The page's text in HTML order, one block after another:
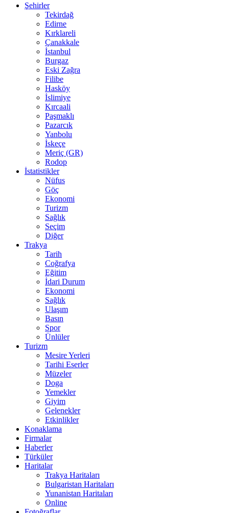
Şehirler
Tekirdağ
Edirne
Kırklareli
Çanakkale
İstanbul
Burgaz
Eski Zağra
Filibe
Hasköy
İslimiye
Kırcaali
Paşmaklı
Pazarcık
Yanbolu
İskeçe
Meriç (GR)
Rodop
İstatistikler
Nüfus
Göç
Ekonomi
Turizm
Sağlık
Seçim
Diğer
Trakya
Tarih
Coğrafya
Eğitim
İdari Durum
Ekonomi
Sağlık
Ulaşım
Basın
Spor
Ünlüler
Turizm
Mesire Yerleri
Tarihi Eserler
Müzeler
Doga
Yemekler
Giyim
Gelenekler
Etkinlikler
Konaklama
Firmalar
Haberler
Türküler
Haritalar
Trakya Haritaları
Bulgaristan Haritaları
Yunanistan Haritaları
Online